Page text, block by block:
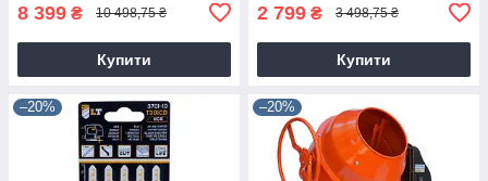
8 399 ₴ 10 498,75 ₴
Купити
2 799 ₴ 3 498,75 ₴
Купити
–20% –20%